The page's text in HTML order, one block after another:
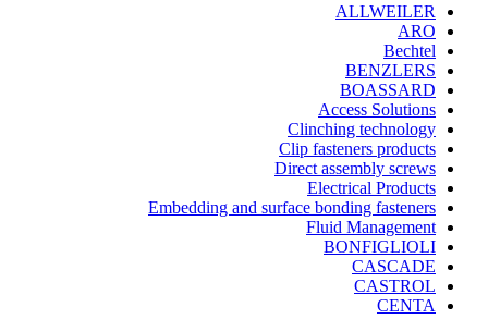
ALLWEILER
ARO
Bechtel
BENZLERS
BOASSARD
Access Solutions
Clinching technology
Clip fasteners products
Direct assembly screws
Electrical Products
Embedding and surface bonding fasteners
Fluid Management
BONFIGLIOLI
CASCADE
CASTROL
CENTA